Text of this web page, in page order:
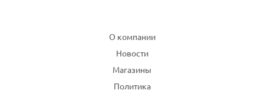
О компании
Новости
Магазины
Политика